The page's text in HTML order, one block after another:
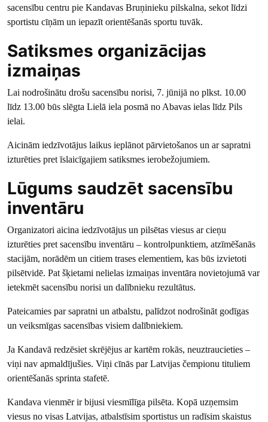
sacensību centru pie Kandavas Bruņinieku pilskalna, sekot līdzi
sportistu cīņām un iepazīt orientēšanās sportu tuvāk.
Satiksmes organizācijas
izmaiņas
Lai nodrošinātu drošu sacensību norisi, 7. jūnijā no plkst. 10.00
līdz 13.00 būs slēgta Lielā iela posmā no Abavas ielas līdz Pils
ielai.
Aicinām iedzīvotājus laikus ieplānot pārvietošanos un ar sapratni
izturēties pret īslaicīgajiem satiksmes ierobežojumiem.
Lūgums saudzēt sacensību
inventāru
Organizatori aicina iedzīvotājus un pilsētas viesus ar cieņu
izturēties pret sacensību inventāru – kontrolpunktiem, atzīmēšanās
stacijām, norādēm un citiem trases elementiem, kas būs izvietoti
pilsētvidē. Pat šķietami nelielas izmaiņas inventāra novietojumā var
ietekmēt sacensību norisi un dalībnieku rezultātus.
Pateicamies par sapratni un atbalstu, palīdzot nodrošināt godīgas
un veiksmīgas sacensības visiem dalībniekiem.
Ja Kandavā redzēsiet skrējējus ar kartēm rokās, neuztraucieties –
viņi nav apmaldījušies. Viņi cīnās par Latvijas čempionu tituliem
orientēšanās sprinta stafetē.
Kandava vienmēr ir bijusi viesmīlīga pilsēta. Kopā uzņemsim
viesus no visas Latvijas, atbalstīsim sportistus un radīsim skaistus